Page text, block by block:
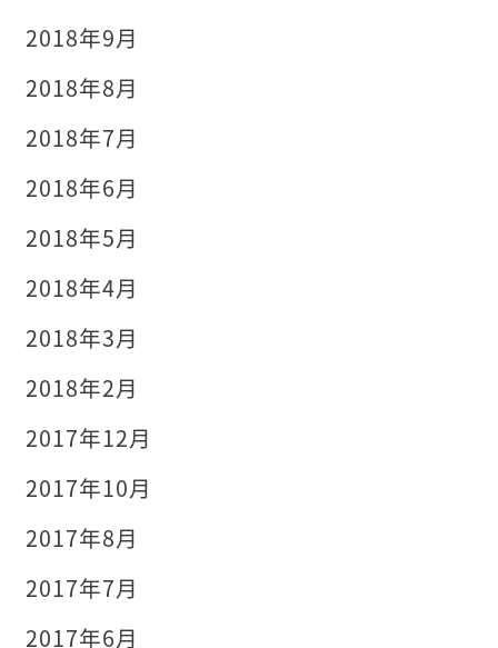
2018年9月
2018年8月
2018年7月
2018年6月
2018年5月
2018年4月
2018年3月
2018年2月
2017年12月
2017年10月
2017年8月
2017年7月
2017年6月